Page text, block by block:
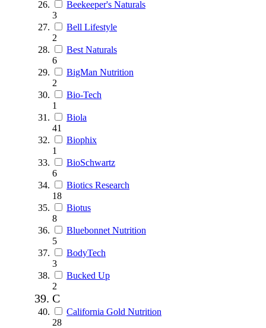
Beekeeper's Naturals
3
Bell Lifestyle
2
Best Naturals
6
BigMan Nutrition
2
Bio-Tech
1
Biola
41
Biophix
1
BioSchwartz
6
Biotics Research
18
Biotus
8
Bluebonnet Nutrition
5
BodyTech
3
Bucked Up
2
C
California Gold Nutrition
28